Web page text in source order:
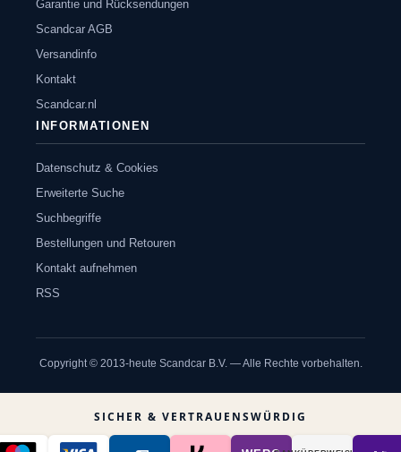
Garantie und Rücksendungen
Scandcar AGB
Versandinfo
Kontakt
Scandcar.nl
INFORMATIONEN
Datenschutz & Cookies
Erweiterte Suche
Suchbegriffe
Bestellungen und Retouren
Kontakt aufnehmen
RSS
Copyright © 2013-heute Scandcar B.V. — Alle Rechte vorbehalten.
SICHER & VERTRAUENSWÜRDIG